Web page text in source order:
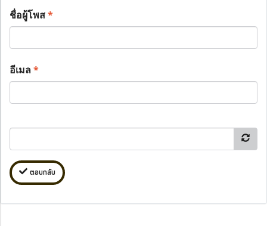
ชื่อผู้โพส*
อีเมล*
ตอบกลับ